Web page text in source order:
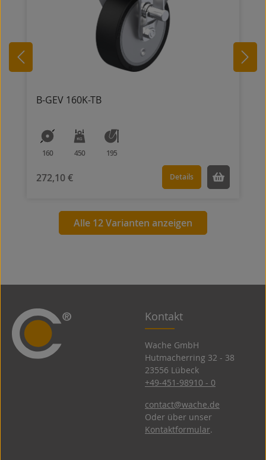
B-GEV 160K-TB
160 450 195
272,10 € Details
Alle 12 Varianten anzeigen
Kontakt
Wache GmbH
Hutmacherring 32 ­- 38
23556 Lübeck
+49-451-98910 - 0
contact@wache.de
Oder über unser
Kontaktformular.